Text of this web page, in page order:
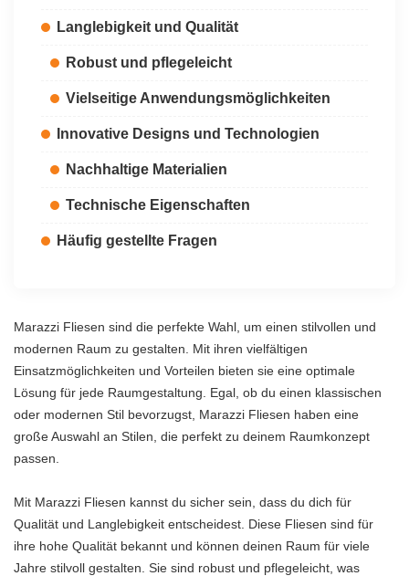
Langlebigkeit und Qualität
Robust und pflegeleicht
Vielseitige Anwendungsmöglichkeiten
Innovative Designs und Technologien
Nachhaltige Materialien
Technische Eigenschaften
Häufig gestellte Fragen
Marazzi Fliesen sind die perfekte Wahl, um einen stilvollen und
modernen Raum zu gestalten. Mit ihren vielfältigen
Einsatzmöglichkeiten und Vorteilen bieten sie eine optimale
Lösung für jede Raumgestaltung. Egal, ob du einen klassischen
oder modernen Stil bevorzugst, Marazzi Fliesen haben eine
große Auswahl an Stilen, die perfekt zu deinem Raumkonzept
passen.
Mit Marazzi Fliesen kannst du sicher sein, dass du dich für
Qualität und Langlebigkeit entscheidest. Diese Fliesen sind für
ihre hohe Qualität bekannt und können deinen Raum für viele
Jahre stilvoll gestalten. Sie sind robust und pflegeleicht, was